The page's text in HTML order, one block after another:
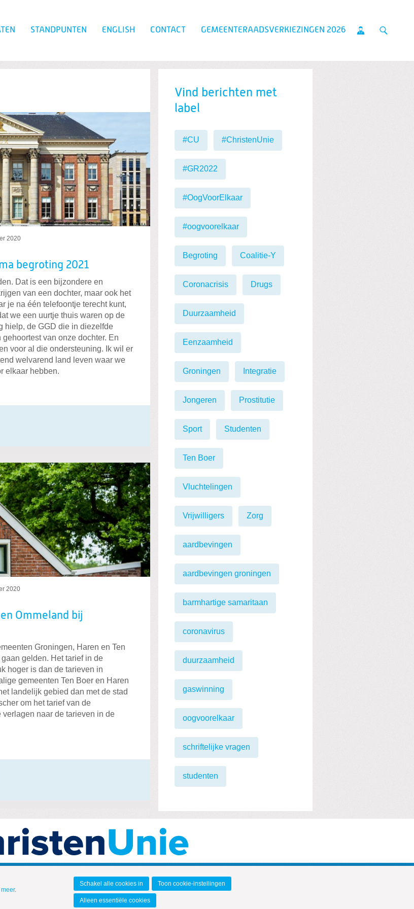
STANDPUNTEN ENGLISH CONTACT GEMEENTERAADSVERKIEZINGEN 2026
2020
begroting 2021
Dat is een bijzondere en
van een dochter, maar ook het
je na één telefoontje terecht kunt,
we een uurtje thuis waren op de
hielp, de GGD die in diezelfde
van onze dochter. En
voor al die ondersteuning. I
k wil er
welvarend land leven waar we
elkaar hebben.
2020
Ommeland bij
Groningen, Haren en Ten
gelden. Het tarief in de
hoger is dan de tarieven in
gemeenten Ten Boer en Haren
landelijk gebied dan met de stad
om het tarief van de
naar de tarieven in de
Vind berichten met
label
#CU #ChristenUnie
#GR2022
#OogVoorElkaar
#oogvoorelkaar
Begroting Coalitie-Y
Coronacrisis Drugs
Duurzaamheid
Eenzaamheid
Groningen Integratie
Jongeren Prostitutie
Sport Studenten
Ten Boer
Vluchtelingen
Vrijwilligers Zorg
aardbevingen
aardbevingen groningen
barmhartige samaritaan
coronavirus
duurzaamheid
gaswinning
oogvoorelkaar
schriftelijke vragen
studenten
meer.
Schakel alle cookies in Toon cookie-instellingen
Alleen essentiële cookies